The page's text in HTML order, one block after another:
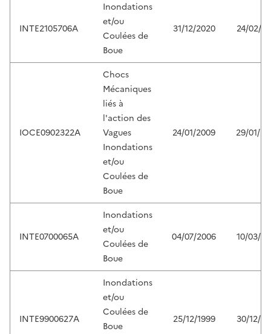
INTE2105706A
Inondations
et/ou
Coulées de
Boue
31/12/2020 24/02/
IOCE0902322A
Chocs
Mécaniques
liés à
l'action des
Vagues
Inondations
et/ou
Coulées de
Boue
24/01/2009 29/01/
INTE0700065A
Inondations
et/ou
Coulées de
Boue
04/07/2006 10/03/
INTE9900627A
Inondations
et/ou
Coulées de
Boue
25/12/1999 30/12/